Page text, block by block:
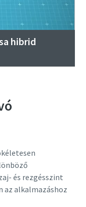
hibrid
és rezgésszint
az alkalmazáshoz